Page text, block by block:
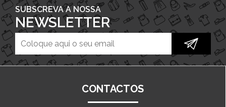
SUBSCREVA A NOSSA
NEWSLETTER
CONTACTOS